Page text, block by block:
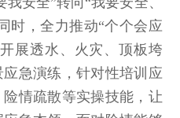
时，全力推动“个个会应
展透水、火灾、顶板垮
急演练，针对性培训应
情疏散等实操技能，让